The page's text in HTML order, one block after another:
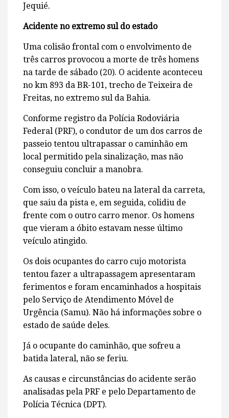
Jequié.
Acidente no extremo sul do estado
Uma colisão frontal com o envolvimento de
três carros provocou a morte de três homens
na tarde de sábado (20). O acidente aconteceu
no km 893 da BR-101, trecho de Teixeira de
Freitas, no extremo sul da Bahia.
Conforme registro da Polícia Rodoviária
Federal (PRF), o condutor de um dos carros de
passeio tentou ultrapassar o caminhão em
local permitido pela sinalização, mas não
conseguiu concluir a manobra.
Com isso, o veículo bateu na lateral da carreta,
que saiu da pista e, em seguida, colidiu de
frente com o outro carro menor. Os homens
que vieram a óbito estavam nesse último
veículo atingido.
Os dois ocupantes do carro cujo motorista
tentou fazer a ultrapassagem apresentaram
ferimentos e foram encaminhados a hospitais
pelo Serviço de Atendimento Móvel de
Urgência (Samu). Não há informações sobre o
estado de saúde deles.
Já o ocupante do caminhão, que sofreu a
batida lateral, não se feriu.
As causas e circunstâncias do acidente serão
analisadas pela PRF e pelo Departamento de
Polícia Técnica (DPT).